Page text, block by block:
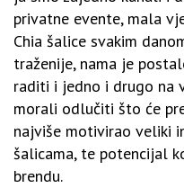
privatne evente, mala
Chia šalice svakim
traženije, nama je
raditi i jedno i drugo na
morali odlučiti što će
najviše motivirao veliki
šalicama, te potencijal
brendu.